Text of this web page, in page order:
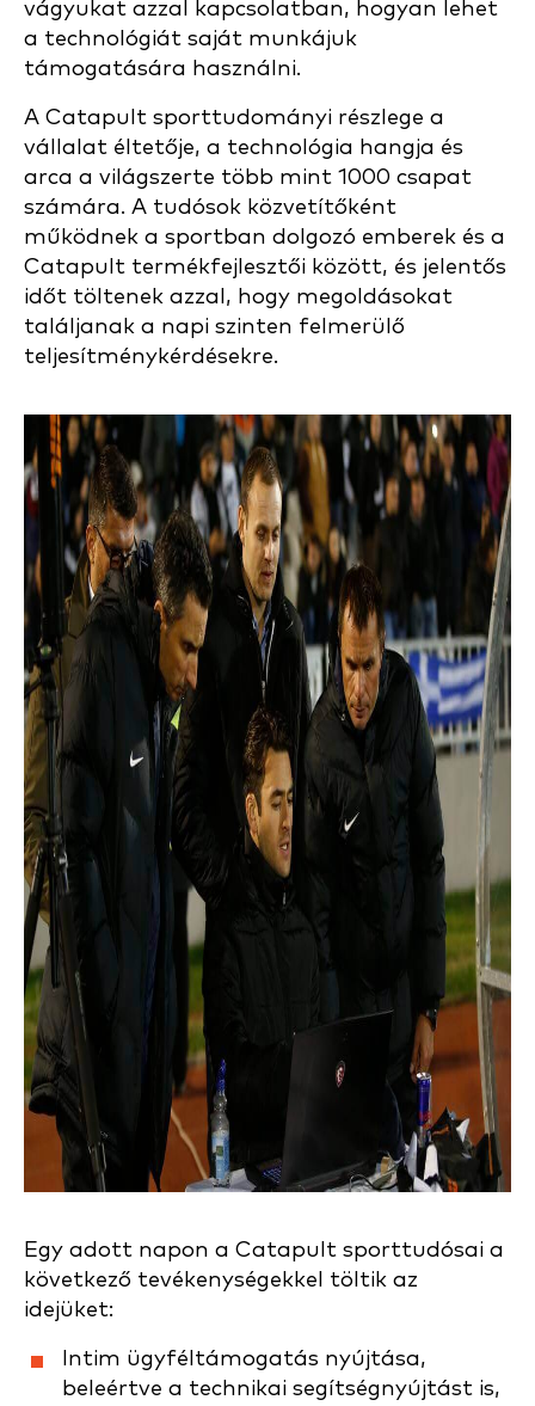
vágyukat azzal kapcsolatban, hogyan lehet
a technológiát saját munkájuk
támogatására használni.
A Catapult sporttudományi részlege a
vállalat éltetője, a technológia hangja és
arca a világszerte több mint 1000 csapat
számára. A tudósok közvetítőként
működnek a sportban dolgozó emberek és a
Catapult termékfejlesztői között, és jelentős
időt töltenek azzal, hogy megoldásokat
találjanak a napi szinten felmerülő
teljesítménykérdésekre.
Egy adott napon a Catapult sporttudósai a
következő tevékenységekkel töltik az
idejüket:
Intim ügyféltámogatás nyújtása,
beleértve a technikai segítségnyújtást is,